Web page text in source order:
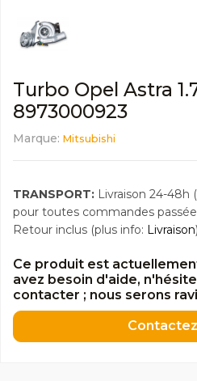
Turbo Opel Astra
8973000923
Marque: Mitsubishi
TRANSPORT: Livraison 24-48h
pour toutes commandes
Retour inclus (plus info: Livraison)
Ce produit est
avez besoin d'aide,
contacter ; nous serons